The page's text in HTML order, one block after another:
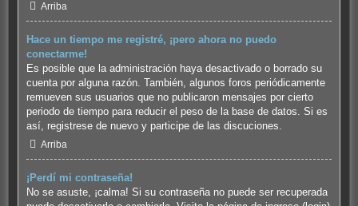
Arriba
Hace un tiempo me registré, ¡pero ahora no puedo
conectarme!
Es posible que la administración haya desactivado o borrado su
cuenta por alguna razón. También, algunos foros periódicamente
remueven sus usuarios que no publicaron mensajes por cierto
periodo de tiempo para reducir el peso de la base de datos. Si es
así, registrese de nuevo y participe de las discuciones.
Arriba
¡Perdí mi contraseña!
No se asuste, ¡calma! Si su contraseña no puede ser recuperada